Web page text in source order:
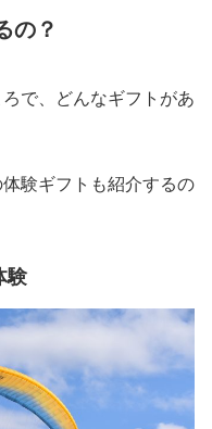
の？
で、どんなギフトがあ
験ギフトも紹介するの
験